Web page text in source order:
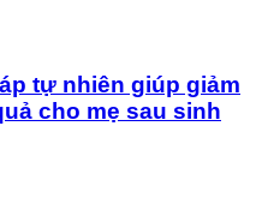
tự nhiên giúp giảm
cho mẹ sau sinh